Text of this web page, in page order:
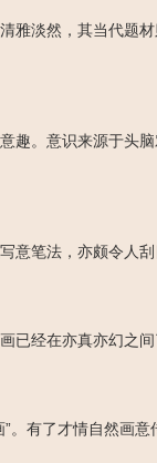
雅淡然，其当代题
趣。意识来源于头
意笔法，亦颇令人刮
已经在亦真亦幻之间
有了才情自然画意